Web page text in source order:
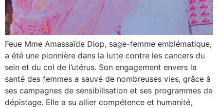
Feue Mme Amassaïde Diop, sage-femme emblématique,
a été une pionnière dans la lutte contre les cancers du
sein et du col de l’utérus. Son engagement envers la
santé des femmes a sauvé de nombreuses vies, grâce à
ses campagnes de sensibilisation et ses programmes de
dépistage. Elle a su allier compétence et humanité,